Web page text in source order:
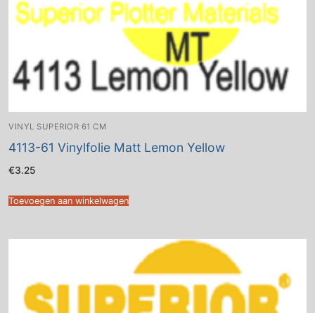
VINYL SUPERIOR 61 CM
4113-61 Vinylfolie Matt Lemon Yellow
€3.25
Toevoegen aan winkelwagen